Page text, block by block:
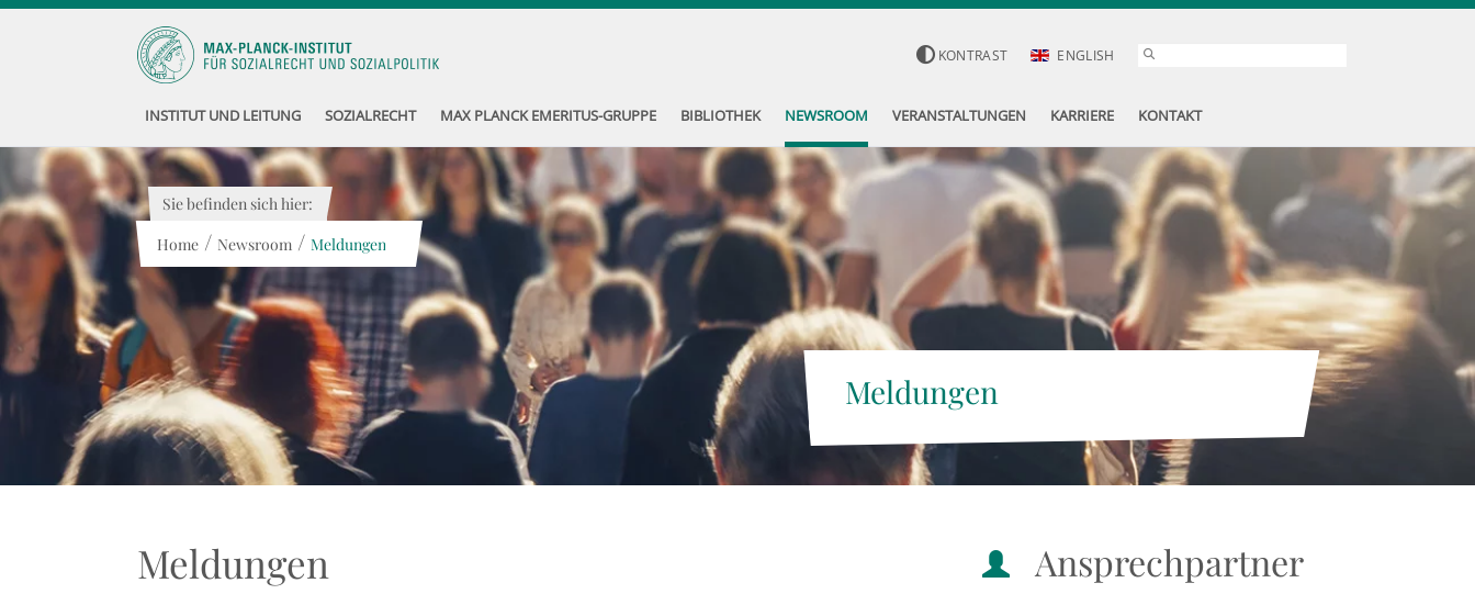
KONTRAST ENGLISH
INSTITUT UND LEITUNG SOZIALRECHT MAX PLANCK EMERITUS-GRUPPE BIBLIOTHEK NEWSROOM VERANSTALTUNGEN KARRIERE KONTAKT
Meldungen
Sie befinden sich hier:
Home / Newsroom / Meldungen
Meldungen Ansprechpartner